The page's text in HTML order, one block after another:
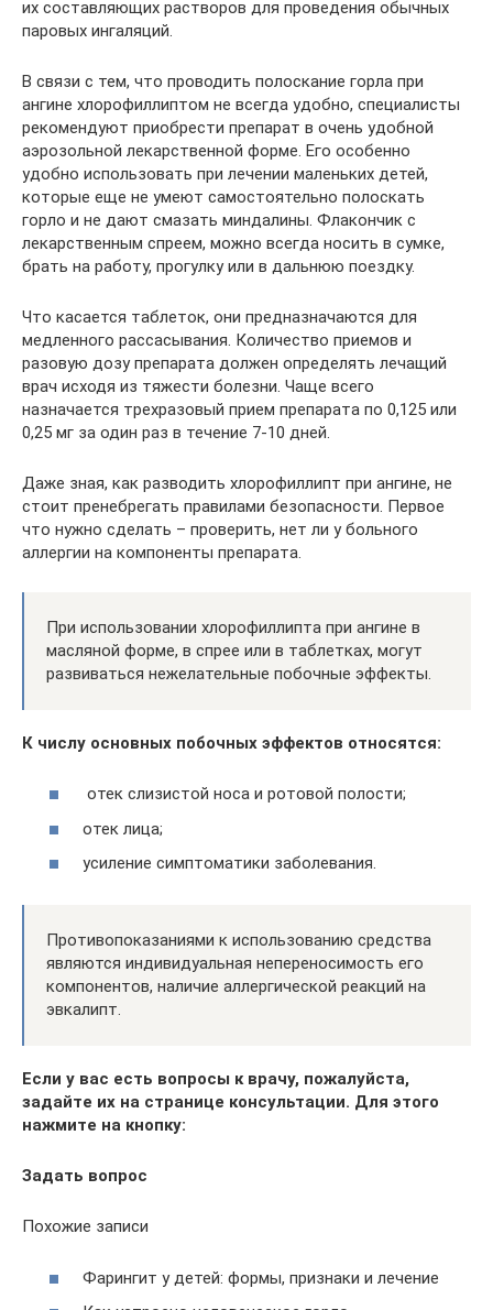
их составляющих растворов для проведения обычных
паровых ингаляций.
В связи с тем, что проводить полоскание горла при
ангине хлорофиллиптом не всегда удобно, специалисты
рекомендуют приобрести препарат в очень удобной
аэрозольной лекарственной форме. Его особенно
удобно использовать при лечении маленьких детей,
которые еще не умеют самостоятельно полоскать
горло и не дают смазать миндалины. Флакончик с
лекарственным спреем, можно всегда носить в сумке,
брать на работу, прогулку или в дальнюю поездку.
Что касается таблеток, они предназначаются для
медленного рассасывания. Количество приемов и
разовую дозу препарата должен определять лечащий
врач исходя из тяжести болезни. Чаще всего
назначается трехразовый прием препарата по 0,125 или
0,25 мг за один раз в течение 7-10 дней.
Даже зная, как разводить хлорофиллипт при ангине, не
стоит пренебрегать правилами безопасности. Первое
что нужно сделать – проверить, нет ли у больного
аллергии на компоненты препарата.
При использовании хлорофиллипта при ангине в
масляной форме, в спрее или в таблетках, могут
развиваться нежелательные побочные эффекты.
К числу основных побочных эффектов относятся:
отек слизистой носа и ротовой полости;
отек лица;
усиление симптоматики заболевания.
Противопоказаниями к использованию средства
являются индивидуальная непереносимость его
компонентов, наличие аллергической реакций на
эвкалипт.
Если у вас есть вопросы к врачу, пожалуйста,
задайте их на странице консультации. Для этого
нажмите на кнопку:
Задать вопрос
Похожие записи
Фарингит у детей: формы, признаки и лечение